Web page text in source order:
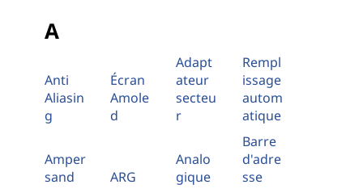
A
Anti
Aliasin
g
Écran
Amole
d
Adapt
ateur
secteu
r
Rempl
issage
autom
atique
Amper
sand
ARG
Analo
gique
Barre
d'adre
sse